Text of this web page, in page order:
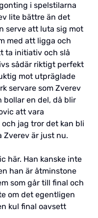
i spelstilarna
lite bättre än det
serve att luta sig mot
med att ligga och
ta initiativ och slå
sådär riktigt perfekt
mot utpräglade
servare som Zverev
bollar en del, då blir
att vara
jag tror det kan bli
är just nu.
här. Han kanske inte
han är åtminstone
som går till final och
om det egentligen
kul final oavsett